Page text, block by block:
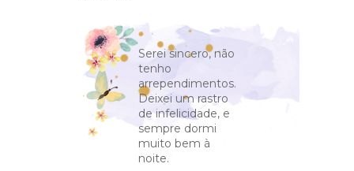
Serei sincero, não
tenho
arrependimentos.
Deixei um rastro
de infelicidade, e
sempre dormi
muito bem à
noite.